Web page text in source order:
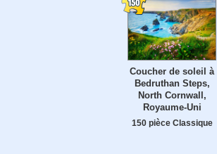
Coucher de soleil à
Bedruthan Steps,
North Cornwall,
Royaume-Uni
150 pièce Classique